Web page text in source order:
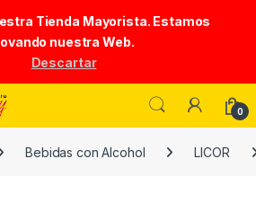
Tienda Mayorista. Estamos
nuestra Web.
Descartar
0
Bebidas con Alcohol LICOR